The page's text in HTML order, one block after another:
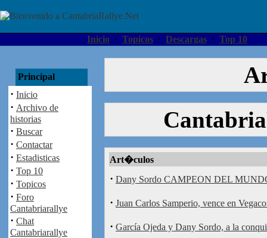
Inicio · Topicos · Descargas · Top 10
Principal
· Inicio
· Archivo de
historias
· Buscar
· Contactar
· Estadisticas
· Top 10
· Topicos
· Foro
Cantabriarallye
· Chat
Cantabriarallye
Art�culos
· Dany Sordo CAMPEON DEL
· Juan Carlos Samperio, vence en
· García Ojeda y Dany Sordo, a la